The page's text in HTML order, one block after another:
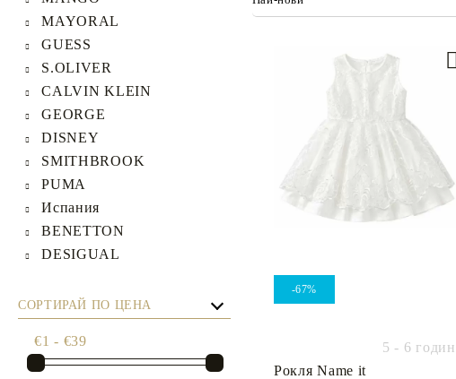
ЯКЕТА, ПАЛТА
ГАЩЕРИЗОНИ
ТЕНИСКИ
БАНСКИ
КОМПЛЕКТИ
MAYORAL
GUESS
S.OLIVER
CALVIN KLEIN
GEORGE
DISNEY
SMITHBROOK
PUMA
Испания
BENETTON
DESIGUAL
СОРТИРАЙ ПО ЦЕНА
€1 - €39
-67%
5 - 6
Рокля Name it